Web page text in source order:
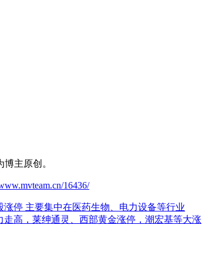
主原创。
16436/
涨停 主要集中在医药生物、电力设备等行业
走高，莱绅通灵、西部黄金涨停，潮宏基等大涨